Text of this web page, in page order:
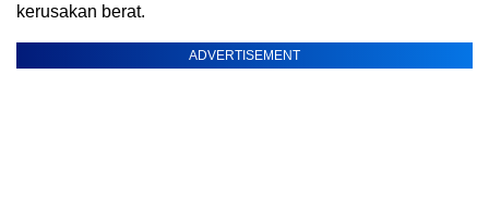
kerusakan berat.
ADVERTISEMENT